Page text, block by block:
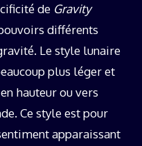
de Gravity
différents
Le style lunaire
plus léger et
hauteur ou vers
Ce style est pour
apparaissant